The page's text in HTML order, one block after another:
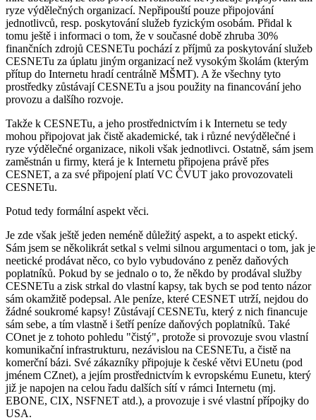
ryze výdělečných organizací. Nepřipouští pouze připojování
jednotlivců, resp. poskytování služeb fyzickým osobám. Přidal k
tomu ještě i informaci o tom, že v současné době zhruba 30%
finančních zdrojů CESNETu pochází z příjmů za poskytování služeb
CESNETu za úplatu jiným organizací než vysokým školám (kterým
přítup do Internetu hradí centrálně MŠMT). A že všechny tyto
prostředky zůstávají CESNETu a jsou použity na financování jeho
provozu a dalšího rozvoje.
Takže k CESNETu, a jeho prostřednictvím i k Internetu se tedy
mohou připojovat jak čistě akademické, tak i různé nevýdělečné i
ryze výdělečné organizace, nikoli však jednotlivci. Ostatně, sám jsem
zaměstnán u firmy, která je k Internetu připojena právě přes
CESNET, a za své připojení platí VC ČVUT jako provozovateli
CESNETu.
Potud tedy formální aspekt věci.
Je zde však ještě jeden neméně důležitý aspekt, a to aspekt etický.
Sám jsem se několikrát setkal s velmi silnou argumentaci o tom, jak je
neetické prodávat něco, co bylo vybudováno z peněz daňových
poplatníků. Pokud by se jednalo o to, že někdo by prodával služby
CESNETu a zisk strkal do vlastní kapsy, tak bych se pod tento názor
sám okamžitě podepsal. Ale peníze, které CESNET utrží, nejdou do
žádné soukromé kapsy! Zůstávají CESNETu, který z nich financuje
sám sebe, a tím vlastně i šetří peníze daňových poplatníků. Také
COnet je z tohoto pohledu "čistý", protože si provozuje svou vlastní
komunikační infrastrukturu, nezávislou na CESNETu, a čistě na
komerční bázi. Své zákazníky připojuje k české větvi EUnetu (pod
jménem CZnet), a jejím prostřednictvím k evropskému Eunetu, který
již je napojen na celou řadu dalších sítí v rámci Internetu (mj.
EBONE, CIX, NSFNET atd.), a provozuje i své vlastní přípojky do
USA.